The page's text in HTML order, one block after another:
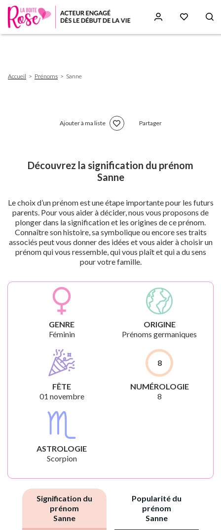
d'Ariane
Accueil Prénoms Sanne
Ajouter à ma liste Partager
Découvrez la signification du prénom
Sanne
Le choix d’un prénom est une étape importante pour les futurs
parents. Pour vous aider à décider, nous vous proposons de
plonger dans la signification et les origines de ce prénom.
Connaître son histoire, sa symbolique ou encore ses traits
associés peut vous donner des idées et vous aider à choisir un
prénom qui vous ressemble, qui vous plaît et qui a du sens
pour votre famille.
GENRE
Féminin
ORIGINE
Prénoms germaniques
FÊTE
01 novembre
8
NUMÉROLOGIE
8
ASTROLOGIE
Scorpion
Signification du
prénom
Sanne
Popularité du
prénom
Sanne